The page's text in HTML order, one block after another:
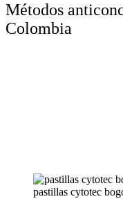
Métodos
Colombia
pastillas cytotec